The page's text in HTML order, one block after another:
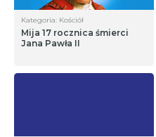
Kategoria: Kościół
Mija 17 rocznica śmierci
Jana Pawła II